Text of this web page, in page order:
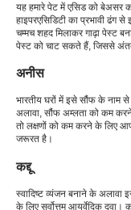
यह हमारे पेट में एसिड को बेअसर
हाइपरएसिडिटी का प्रभावी
चम्मच शहद मिलाकर गाढ़ा पेस्ट
पेस्ट को चाट सकते हैं, जिससे
अनीस
भारतीय घरों में इसे सौंफ के नाम
अलावा, सौंफ अम्लता को कम
तो लक्षणों को कम करने के लिए
जरूरत है।
कद्दू
स्वादिष्ट व्यंजन बनाने के अलावा
के लिए सर्वोत्तम आयुर्वेदिक दवा।